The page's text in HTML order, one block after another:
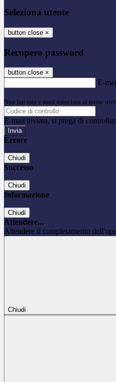
Seleziona utente
button close ×
Recupero password
button close ×
E-
Non hai una e-mail associata al nome
E-mail inviata, si prega di
Errore
Chiudi
Successo
Chiudi
Informazione
Chiudi
Attendere...
Attendere il completamento
Chiudi